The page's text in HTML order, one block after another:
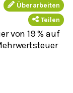
Überarbeiten
Teilen
von 19 % auf